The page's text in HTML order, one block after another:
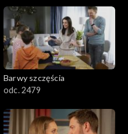
Barwy szczęścia
odc. 2479